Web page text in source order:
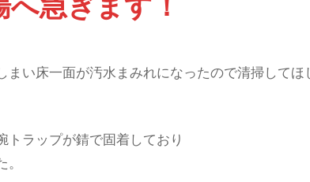
い床一面が汚水まみれになったので清掃してほ
ラップが錆で固着しており